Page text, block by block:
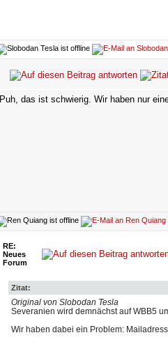
Puh, das ist schwierig. Wir haben nur
RE:
Neues
Forum
Zitat:
Original von Slobodan Tesla
Severanien wird demnächst auf WBB5
Wir haben dabei ein Problem: